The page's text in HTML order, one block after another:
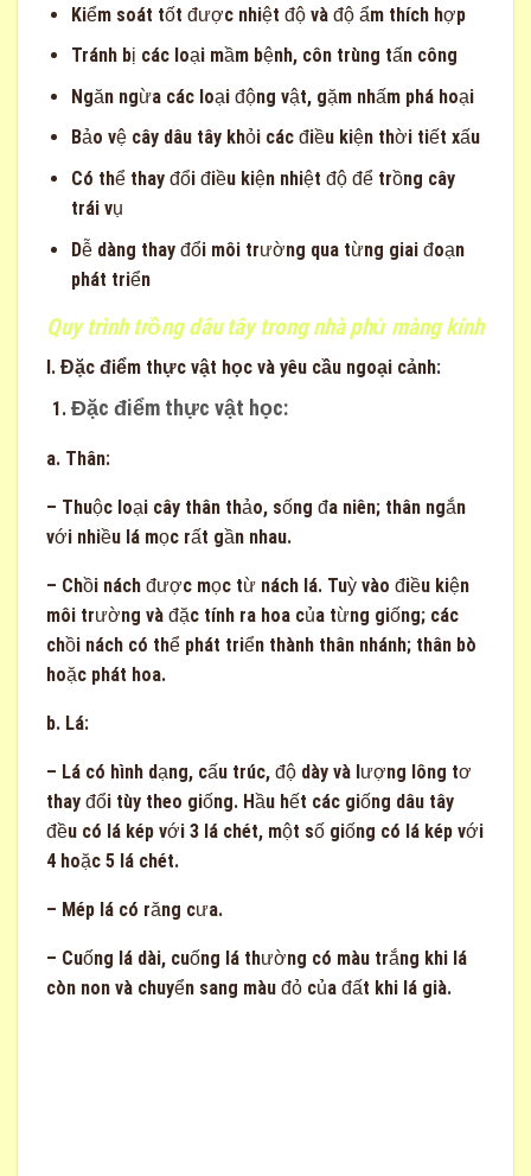
Kiểm soát tốt được nhiệt độ và độ ẩm thích hợp
Tránh bị các loại mầm bệnh, côn trùng tấn công
Ngăn ngừa các loại động vật, gặm nhấm phá hoại
Bảo vệ cây dâu tây khỏi các điều kiện thời tiết xấu
Có thể thay đổi điều kiện nhiệt độ để trồng cây
trái vụ
Dễ dàng thay đổi môi trường qua từng giai đoạn
phát triển
Quy trình trồng dâu tây trong nhà phủ màng kính
I. Đặc điểm thực vật học và yêu cầu ngoại cảnh:
Đặc điểm thực vật học:
a. Thân:
– Thuộc loại cây thân thảo, sống đa niên; thân ngắn
với nhiều lá mọc rất gần nhau.
– Chồi nách được mọc từ nách lá. Tuỳ vào điều kiện
môi trường và đặc tính ra hoa của từng giống; các
chồi nách có thể phát triển thành thân nhánh; thân bò
hoặc phát hoa.
b. Lá:
– Lá có hình dạng, cấu trúc, độ dày và lượng lông tơ
thay đổi tùy theo giống. Hầu hết các giống dâu tây
đều có lá kép với 3 lá chét, một số giống có lá kép với
4 hoặc 5 lá chét.
– Mép lá có răng cưa.
– Cuống lá dài, cuống lá thường có màu trắng khi lá
còn non và chuyển sang màu đỏ của đất khi lá già.